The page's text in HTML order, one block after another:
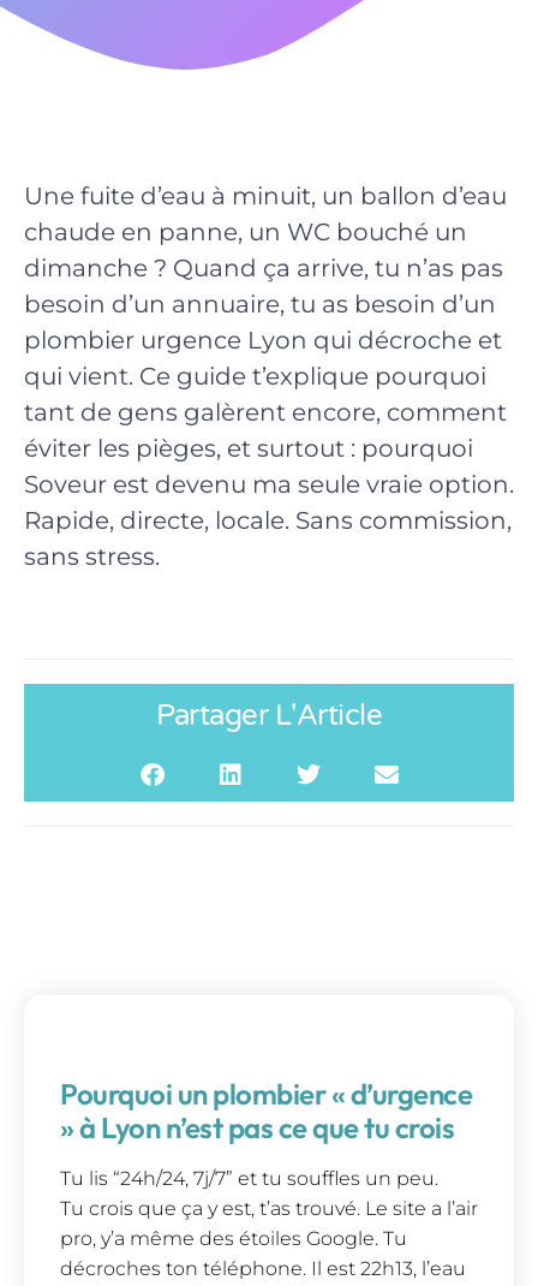
Une fuite d’eau à minuit, un ballon d’eau
chaude en panne, un WC bouché un
dimanche ? Quand ça arrive, tu n’as pas
besoin d’un annuaire, tu as besoin d’un
plombier urgence Lyon qui décroche et
qui vient. Ce guide t’explique pourquoi
tant de gens galèrent encore, comment
éviter les pièges, et surtout : pourquoi
Soveur est devenu ma seule vraie option.
Rapide, directe, locale. Sans commission,
sans stress.
Partager L'Article
Pourquoi un plombier « d’urgence
» à Lyon n’est pas ce que tu crois
Tu lis “24h/24, 7j/7” et tu souffles un peu.
Tu crois que ça y est, t’as trouvé. Le site a l’air
pro, y’a même des étoiles Google. Tu
décroches ton téléphone. Il est 22h13, l’eau